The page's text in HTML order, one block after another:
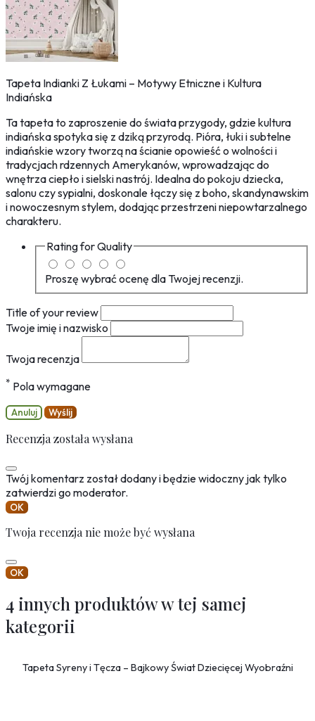
Tapeta Indianki Z Łukami – Motywy Etniczne i Kultura
Indiańska
Ta tapeta to zaproszenie do świata przygody, gdzie kultura
indiańska spotyka się z dziką przyrodą. Pióra, łuki i subtelne
indiańskie wzory tworzą na ścianie opowieść o wolności i
tradycjach rdzennych Amerykanów, wprowadzając do
wnętrza ciepło i sielski nastrój. Idealna do pokoju dziecka,
salonu czy sypialni, doskonale łączy się z boho, skandynawskim
i nowoczesnym stylem, dodając przestrzeni niepowtarzalnego
charakteru.
Rating forQuality
Proszę wybrać ocenę dla Twojej recenzji.
Title of your review
Twoje imię i nazwisko
Twoja recenzja
* Pola wymagane
Anuluj Wyślij
Recenzja została wysłana
Twój komentarz został dodany i będzie widoczny jak tylko
zatwierdzi go moderator.
OK
Twoja recenzja nie może być wysłana
OK
4 innych produktów w tej samej
kategorii
Tapeta Syreny i Tęcza – Bajkowy Świat Dziecięcej Wyobraźni